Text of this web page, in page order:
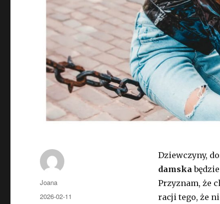
Dziewczyny,
damska
Przyznam, że
racji tego, że
Autor
Joana
Opublikowano
2026-02-11